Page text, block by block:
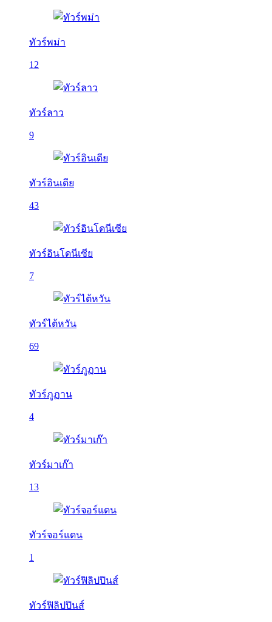
ทัวร์พม่า
12
ทัวร์ลาว
9
ทัวร์อินเดีย
43
ทัวร์อินโดนีเซีย
7
ทัวร์ไต้หวัน
69
ทัวร์ภูฏาน
4
ทัวร์มาเก๊า
13
ทัวร์จอร์แดน
1
ทัวร์ฟิลิปปินส์